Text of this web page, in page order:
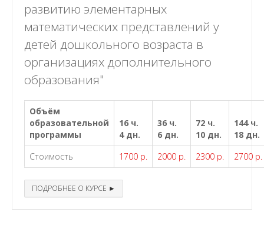
развитию элементарных
математических представлений у
детей дошкольного возраста в
организациях дополнительного
образования"
Объём
образовательной
программы
16 ч.
4 дн.
36 ч.
6 дн.
72 ч.
10 дн.
144 ч.
18 дн.
Стоимость
1700 р. 2000 р. 2300 р. 2700 р.
ПОДРОБНЕЕ О КУРСЕ ►